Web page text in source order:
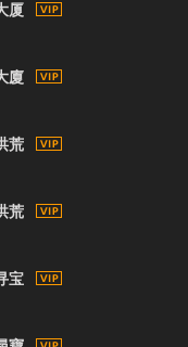
厦
廈
荒
荒
宝